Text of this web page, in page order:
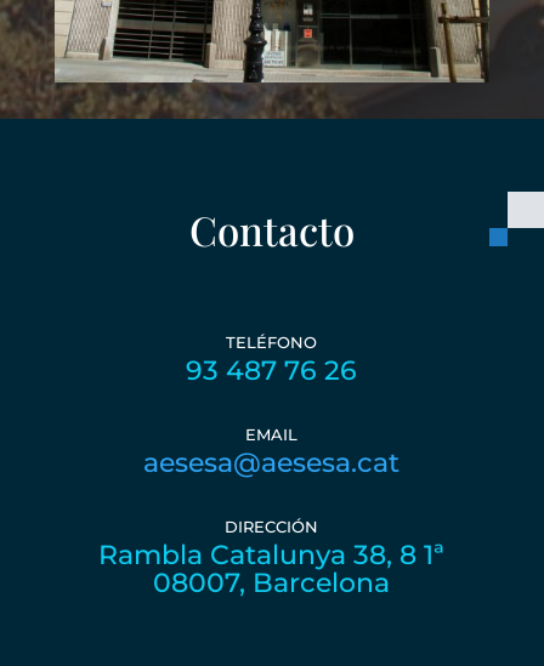
Contacto
TELÉFONO
93 487 76 26
EMAIL
aesesa@aesesa.cat
DIRECCIÓN
Rambla Catalunya 38, 8 1ª
08007, Barcelona